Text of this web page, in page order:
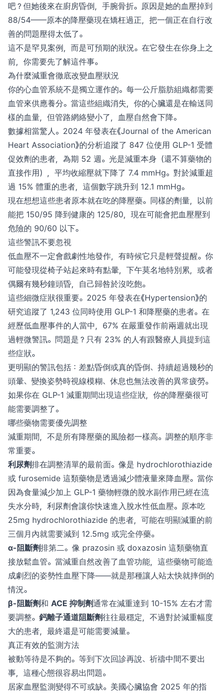
吧？但她後來在廚房昏倒，手腕骨折。原因是她的血壓掉到
88/54——原本的降壓藥現在矯枉過正，把一個正在自行改
善的問題壓得太低了。
這不是罕見案例，而是可預期的狀況。在它發生在你身上之
前，你需要先了解這件事。
為什麼減重會徹底改變血壓狀況
你的心血管系統不是獨立運作的。每一公斤脂肪組織都需要
血管來供應養分。當這些組織消失，你的心臟還是在輸送同
樣的血量，但管路網絡變小了，血壓自然會下降。
數據相當驚人。2024 年發表在《Journal of the American
Heart Association》的分析追蹤了 847 位使用 GLP-1 受體
促效劑的患者，為期 52 週。光是減重本身（還不算藥物的
直接作用），平均收縮壓就下降了 7.4 mmHg。對於減重超
過 15% 體重的患者，這個數字跳升到 12.1 mmHg。
現在想想這些患者原本就在吃的降壓藥。同樣的劑量，以前
能把 150/95 降到健康的 125/80，現在可能會把血壓壓到
危險的 90/60 以下。
這些警訊不要忽視
低血壓不一定會戲劇性地發作，有時候它只是輕聲提醒。你
可能發現從椅子站起來時有點暈，下午莫名地特別累，或者
偶爾有幾秒鐘頭昏，自己歸咎於沒吃飽。
這些細微症狀很重要。2025 年發表在《Hypertension》的
研究追蹤了 1,243 位同時使用 GLP-1 和降壓藥的患者。在
經歷低血壓事件的人當中，67% 在嚴重發作前兩週就出現
過輕微警訊。問題是？只有 23% 的人有跟醫療人員提到這
些症狀。
更明顯的警訊包括：差點昏倒或真的昏倒、持續超過幾秒的
頭暈、變換姿勢時視線模糊、休息也無法改善的異常疲勞。
如果你在 GLP-1 減重期間出現這些症狀，你的降壓藥很可
能需要調整了。
哪些藥物需要優先調整
減重期間，不是所有降壓藥的風險都一樣高。調整的順序非
常重要。
利尿劑排在調整清單的最前面。像是 hydrochlorothiazide
或 furosemide 這類藥物是透過減少體液量來降血壓。當你
因為食量減少加上 GLP-1 藥物輕微的脫水副作用已經在流
失水分時，利尿劑會讓你快速進入脫水性低血壓。原本吃
25mg hydrochlorothiazide 的患者，可能在明顯減重的前
三個月內就需要減到 12.5mg 或完全停藥。
α-阻斷劑排第二。像 prazosin 或 doxazosin 這類藥物直
接放鬆血管。當減重自然改善了血管功能，這些藥物可能造
成劇烈的姿勢性血壓下降——就是那種讓人站太快就摔倒的
情況。
β-阻斷劑和 ACE 抑制劑通常在減重達到 10-15% 左右才需
要調整。 鈣離子通道阻斷劑往往最穩定，不過對於減重幅度
大的患者，最終還是可能需要減量。
真正有效的監測方法
被動等待是不夠的。等到下次回診再說、祈禱中間不要出
事，這種心態很容易出問題。
居家血壓監測變得不可或缺。美國心臟協會 2025 年的指